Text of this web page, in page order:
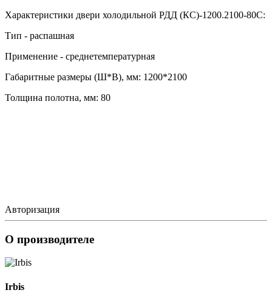
Характеристики двери холодильной РДД (КС)-1200.2100-80С:
Тип - распашная
Применение - среднетемпературная
Габаритные размеры (Ш*В), мм: 1200*2100
Толщина полотна, мм: 80
Авторизация
О производителе
Irbis